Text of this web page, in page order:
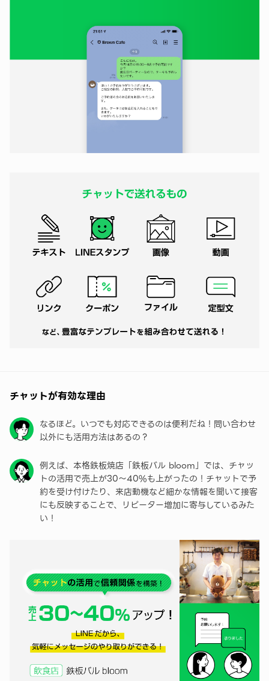
チャットが有効な理由
なるほど。いつでも対応できるのは便利だね！問い合わせ
以外にも活用方法はあるの？
例えば、本格鉄板焼店「鉄板バル bloom」では、チャッ
トの活用で売上が30〜40%も上がったの！チャットで予
約を受け付けたり、来店動機など細かな情報を聞いて接客
にも反映することで、リピーター増加に寄与しているみた
い！